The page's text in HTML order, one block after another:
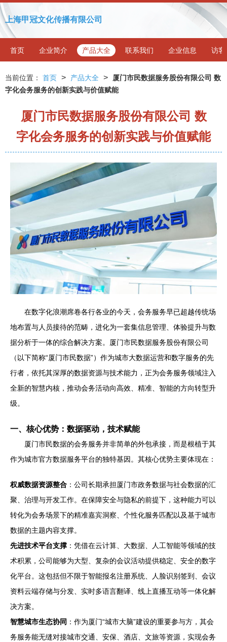
上海甲冠文化传播有限公司
首页 企业简介 产品大全 联系我们 企业信息 访客
当前位置： 首页 > 产品大全 >
厦门市民数据服务股份有限公司 数
字化会务服务的创新实践与价值赋能
厦门市民数据服务股份有限公司 数
字化会务服务的创新实践与价值赋能
在数字化浪潮席卷各行各业的今天，会务服务早已超越传统场
地布置与人员接待的范畴，进化为一套集信息管理、体验提升与数
据分析于一体的综合解决方案。厦门市民数据服务股份有限公司
（以下简称“厦门市民数据”）作为城市大数据运营和数字服务的先
行者，依托其深厚的数据资源与技术能力，正为会务服务领域注入
全新的智慧内核，推动会务活动向高效、精准、智能的方向转型升
级。
一、核心优势：数据驱动，技术赋能
厦门市民数据的会务服务并非简单的外包承接，而是根植于其
作为城市官方数据服务平台的独特基因。其核心优势主要体现在：
权威数据资源整合 ：公司长期承担厦门市政务数据与社会数据的汇
聚、治理与开发工作。在保障安全与隐私的前提下，这种能力可以
转化为会务场景下的精准嘉宾洞察、个性化服务匹配以及基于城市
数据的主题内容支撑。
先进技术平台支撑 ：凭借在云计算、大数据、人工智能等领域的技
术积累，公司能够为大型、复杂的会议活动提供稳定、安全的数字
化平台。这包括但不限于智能报名注册系统、人脸识别签到、会议
资料云端存储与分发、实时多语言翻译、线上直播互动等一体化解
决方案。
智慧城市生态协同 ：作为厦门“城市大脑”建设的重要参与方，其会
务服务能无缝对接城市交通、安保、酒店、文旅等资源，实现会务